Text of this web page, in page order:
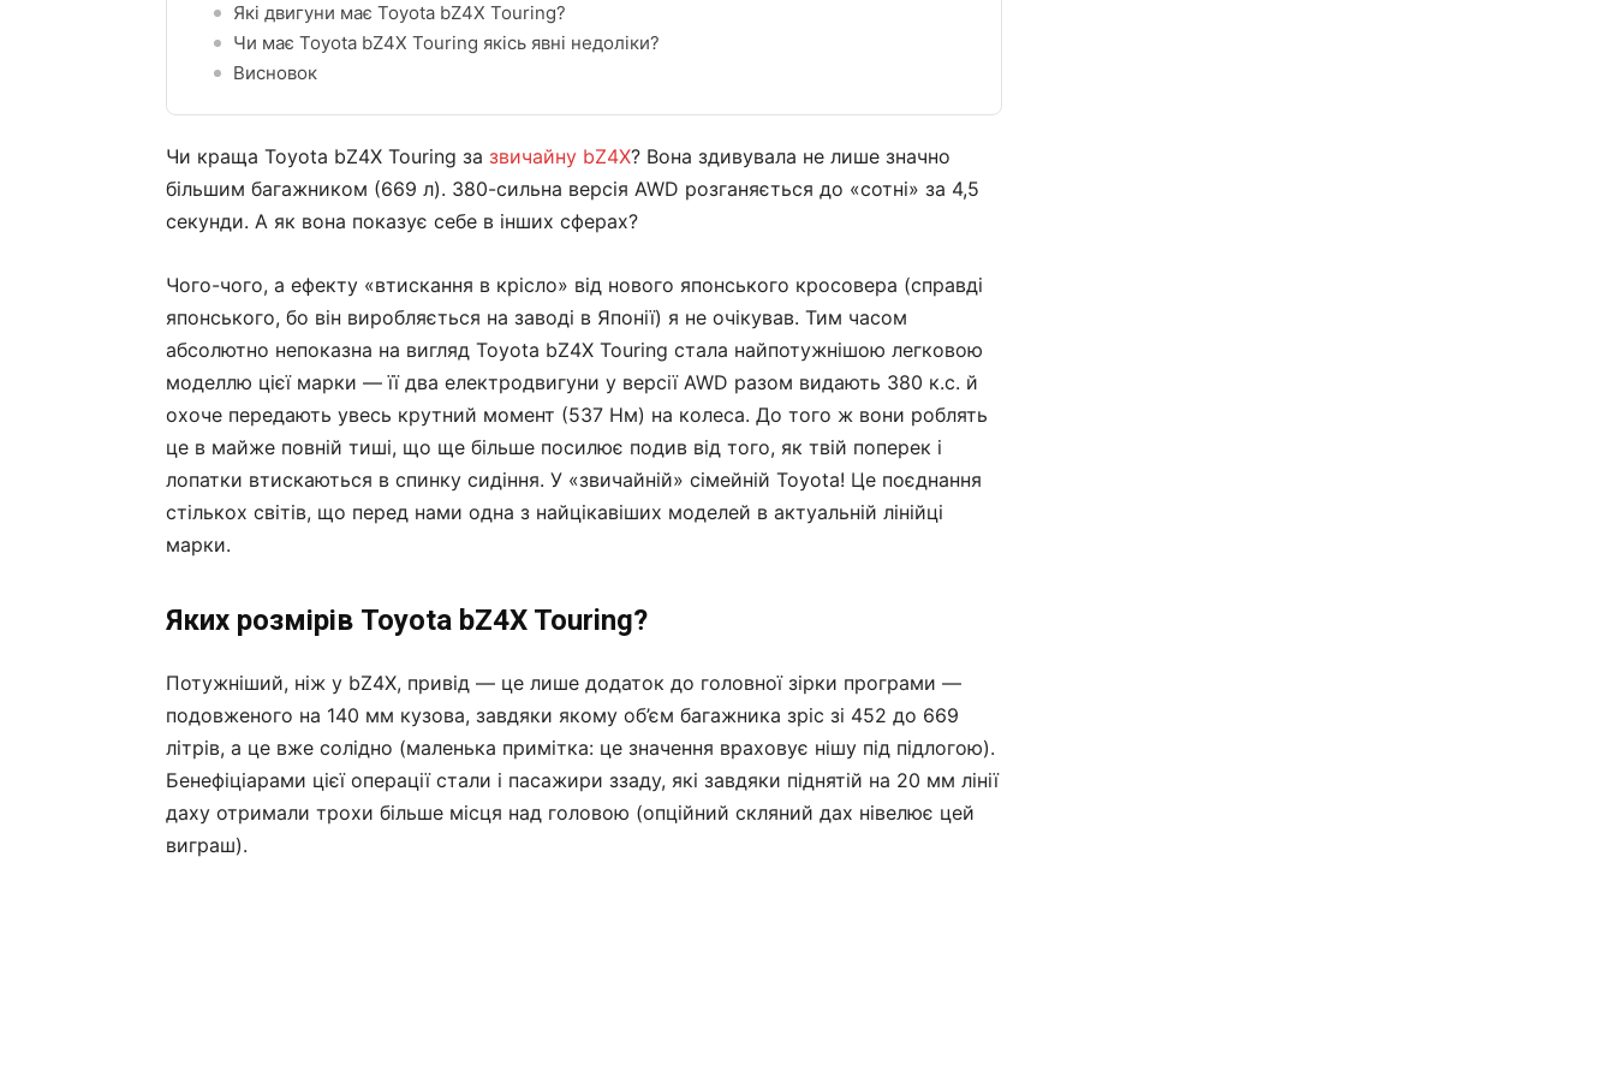
Які двигуни має Toyota bZ4X Touring?
Чи має Toyota bZ4X Touring якісь явні недоліки?
Висновок
Чи краща Toyota bZ4X Touring за звичайну bZ4X? Вона здивувала не лише значно
більшим багажником (669 л). 380-сильна версія AWD розганяється до «сотні» за 4,5
секунди. А як вона показує себе в інших сферах?
Чого-чого, а ефекту «втискання в крісло» від нового японського кросовера (справді
японського, бо він виробляється на заводі в Японії) я не очікував. Тим часом
абсолютно непоказна на вигляд Toyota bZ4X Touring стала найпотужнішою легковою
моделлю цієї марки — її два електродвигуни у версії AWD разом видають 380 к.с. й
охоче передають увесь крутний момент (537 Нм) на колеса. До того ж вони роблять
це в майже повній тиші, що ще більше посилює подив від того, як твій поперек і
лопатки втискаються в спинку сидіння. У «звичайній» сімейній Toyota! Це поєднання
стількох світів, що перед нами одна з найцікавіших моделей в актуальній лінійці
марки.
Яких розмірів Toyota bZ4X Touring?
Потужніший, ніж у bZ4X, привід — це лише додаток до головної зірки програми —
подовженого на 140 мм кузова, завдяки якому об’єм багажника зріс зі 452 до 669
літрів, а це вже солідно (маленька примітка: це значення враховує нішу під підлогою).
Бенефіціарами цієї операції стали і пасажири ззаду, які завдяки піднятій на 20 мм лінії
даху отримали трохи більше місця над головою (опційний скляний дах нівелює цей
виграш).